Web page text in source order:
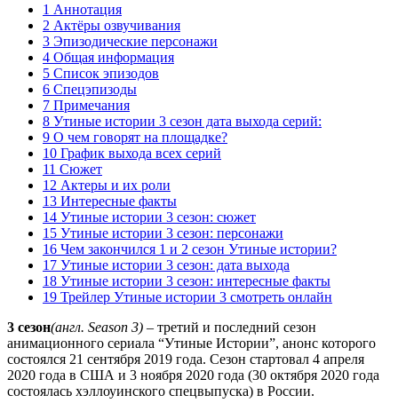
1 Аннотация
2 Актёры озвучивания
3 Эпизодические персонажи
4 Общая информация
5 Список эпизодов
6 Спецэпизоды
7 Примечания
8 Утиные истории 3 сезон дата выхода серий:
9 О чем говорят на площадке?
10 График выхода всех серий
11 Сюжет
12 Актеры и их роли
13 Интересные факты
14 Утиные истории 3 сезон: сюжет
15 Утиные истории 3 сезон: персонажи
16 Чем закончился 1 и 2 сезон Утиные истории?
17 Утиные истории 3 сезон: дата выхода
18 Утиные истории 3 сезон: интересные факты
19 Трейлер Утиные истории 3 смотреть онлайн
3 сезон(англ. Season 3) – третий и последний сезон
анимационного сериала “Утиные Истории”, анонс которого
состоялся 21 сентября 2019 года. Сезон стартовал 4 апреля
2020 года в США и 3 ноября 2020 года (30 октября 2020 года
состоялась хэллоуинского спецвыпуска) в России.